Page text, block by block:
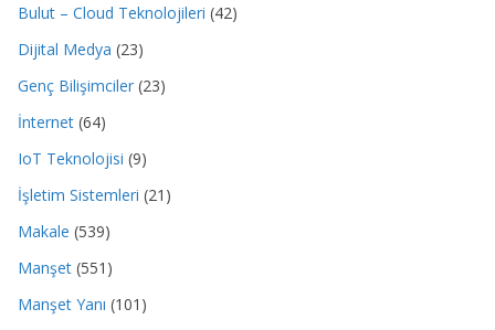
Bulut – Cloud Teknolojileri (42)
Dijital Medya (23)
Genç Bilişimciler (23)
İnternet (64)
IoT Teknolojisi (9)
İşletim Sistemleri (21)
Makale (539)
Manşet (551)
Manşet Yanı (101)